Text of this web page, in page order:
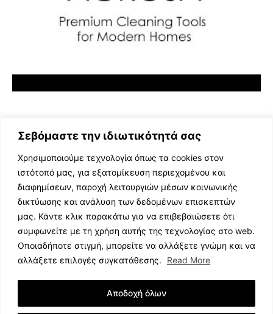
Σεβόμαστε την ιδιωτικότητά σας
Χρησιμοποιούμε τεχνολογία όπως τα cookies στον
ιστότοπό μας, για εξατομίκευση περιεχομένου και
διαφημίσεων, παροχή λειτουργιών μέσων κοινωνικής
δικτύωσης και ανάλυση των δεδομένων επισκεπτών
μας. Κάντε κλικ παρακάτω για να επιβεβαιώσετε ότι
συμφωνείτε με τη χρήση αυτής της τεχνολογίας στο web.
Οποιαδήποτε στιγμή, μπορείτε να αλλάξετε γνώμη και να
αλλάξετε επιλογές συγκατάθεσης.
Read More
Αποδοχή όλων
ΕΛΛΗΝΙΚΗ ΜΟΥΣΙΚΗ
TV SHOWS
EVENTS
ΘΕΑΤΡΟ
ΔΙΑΓΩΝΙΣΜΟΙ
STOA CULTURA
ΣΥΝΕΝΤΕΥΞΕΙΣ